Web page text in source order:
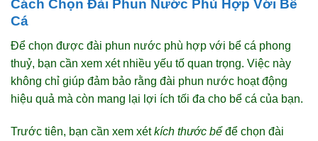
Cách Chọn Đài Phun Nước Phù Hợp Với Bể
Cá
Để chọn được đài phun nước phù hợp với bể cá phong
thuỷ, bạn cần xem xét nhiều yếu tố quan trọng. Việc này
không chỉ giúp đảm bảo rằng đài phun nước hoạt động
hiệu quả mà còn mang lại lợi ích tối đa cho bể cá của bạn.
Trước tiên, bạn cần xem xétkích thước bểđể chọn đài